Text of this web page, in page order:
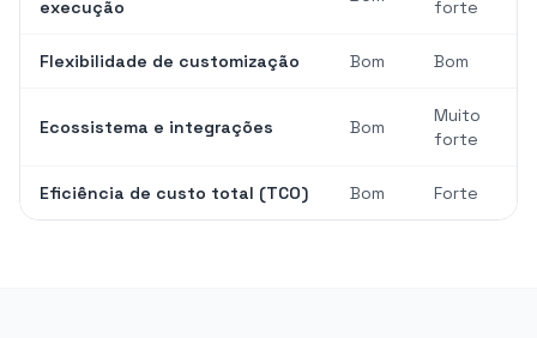
execução forte
Flexibilidade de customização Bom Bom
Ecossistema e integrações Bom
Muito
forte
Eficiência de custo total (TCO) Bom Forte